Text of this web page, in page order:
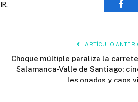
ARTÍCULO
Choque múltiple paraliza la
Salamanca-Valle de Santiago:
lesionados y caos